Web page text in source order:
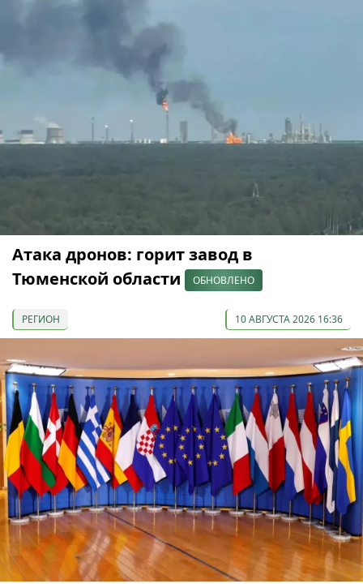
Атака дронов: горит завод в
Тюменской области
ОБНОВЛЕНО
РЕГИОН 10 АВГУСТА 2026 16:36